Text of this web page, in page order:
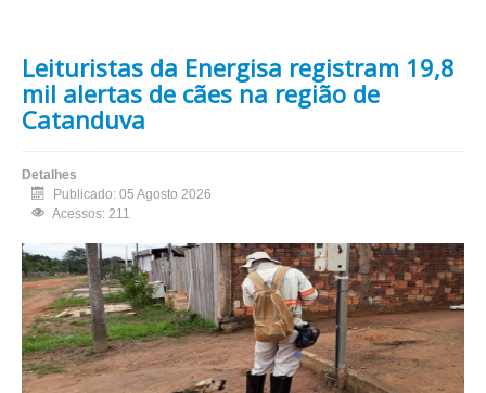
Leituristas da Energisa registram 19,8
mil alertas de cães na região de
Catanduva
Detalhes
Publicado: 05 Agosto 2026
Acessos: 211